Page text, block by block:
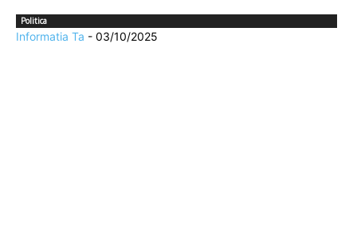
Politica
Informatia Ta - 03/10/2025